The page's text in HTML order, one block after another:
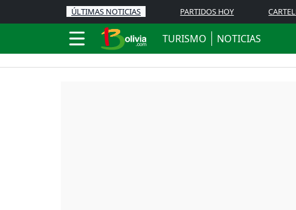
ÚLTIMAS NOTICIAS PARTIDOS HOY
TURISMO NOTICIAS